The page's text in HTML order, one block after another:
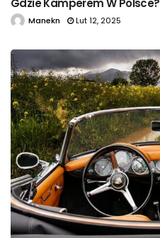
Manekn Lut 12, 2025